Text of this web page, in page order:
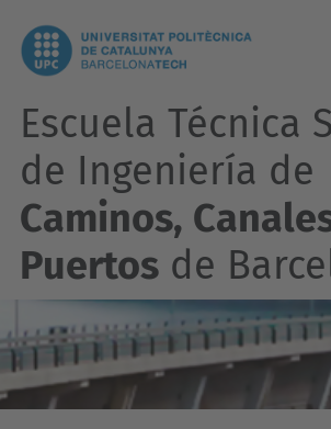
Escuela Técnica
de Ingeniería de
Caminos,
Puertos de